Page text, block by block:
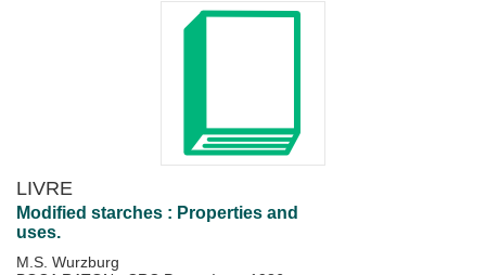
LIVRE
Modified starches : Properties and
uses.
M.S. Wurzburg